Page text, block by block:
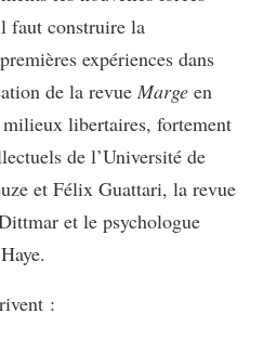
faut construire la
expériences dans
de la revue Marge en
milieux libertaires, fortement
de l’Université de
et Félix Guattari, la revue
et le psychologue
: